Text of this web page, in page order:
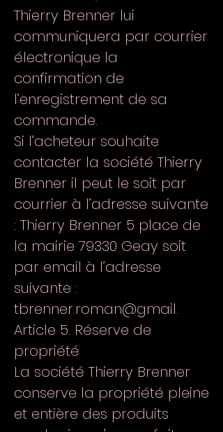
Thierry Brenner lui
communiquera par courrier
électronique la
confirmation de
l’enregistrement de sa
commande.
Si l’acheteur souhaite
contacter la société Thierry
Brenner il peut le soit par
courrier à l’adresse suivante
: Thierry Brenner 5 place de
la mairie 79330 Geay soit
par email à l’adresse
suivante :
tbrenner.roman@gmail.
Article 5. Réserve de
propriété
La société Thierry Brenner
conserve la propriété pleine
et entière des produits